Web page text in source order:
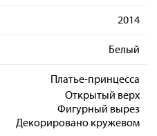
2014
Белый
Платье-принцесса
Открытый верх
Фигурный вырез
Декорировано кружевом